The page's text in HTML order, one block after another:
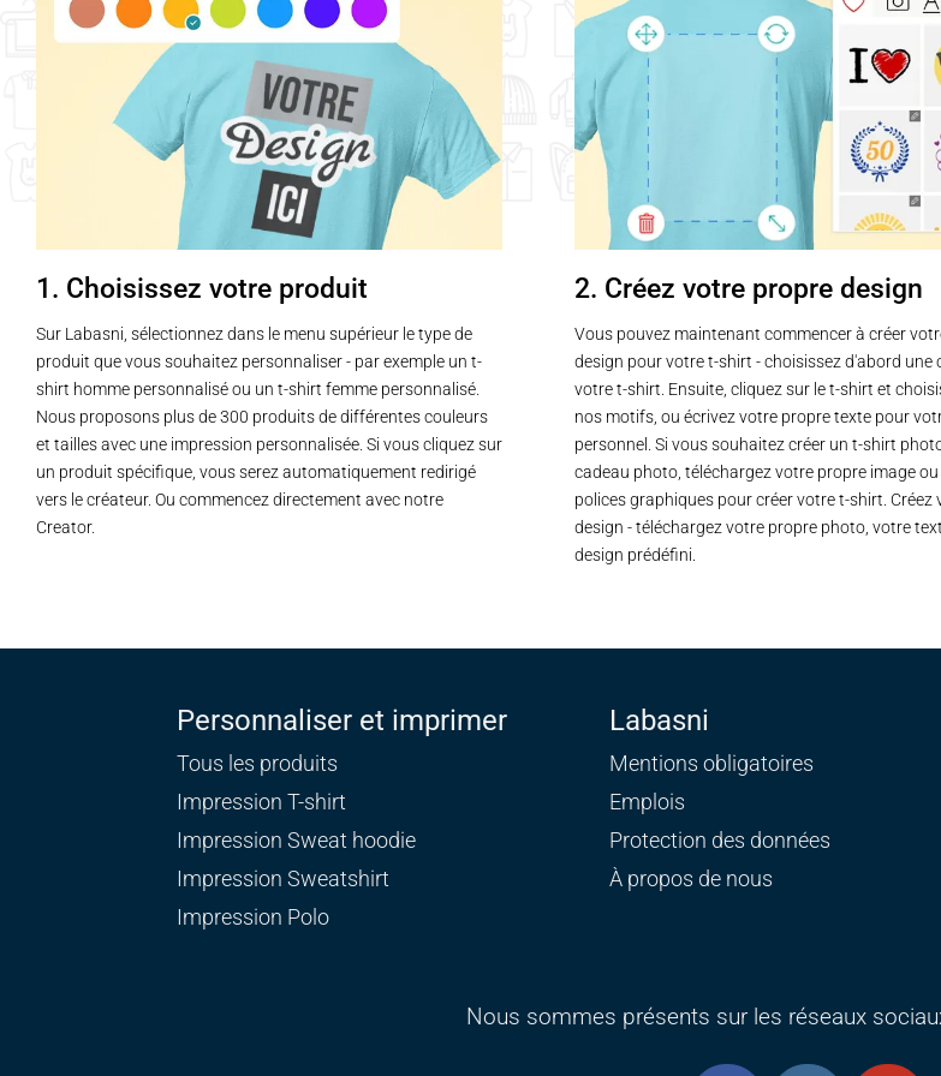
variations.
Les
options
peuvent
être
choisies
du
produit
variations.
Les
options
peuvent
être
choisies
sur
la
du
produit
variations.
produit
1. Choisissez votre produit
Sur Labasni, sélectionnez dans le menu supérieur le type de
produit que vous souhaitez personnaliser - par exemple un t-
shirt homme personnalisé ou un t-shirt femme personnalisé.
Nous proposons plus de 300 produits de différentes couleurs
et tailles avec une impression personnalisée. Si vous cliquez sur
un produit spécifique, vous serez automatiquement redirigé
vers le créateur. Ou commencez directement avec notre
Creator.
2. Créez votre propre design
Vous pouvez maintenant commencer à créer
design pour votre t-shirt - choisissez d'abord une
votre t-shirt. Ensuite, cliquez sur le t-shirt et
nos motifs, ou écrivez votre propre texte pour
personnel. Si vous souhaitez créer un t-shirt
cadeau photo, téléchargez votre propre image
polices graphiques pour créer votre t-shirt. Créez
design - téléchargez votre propre photo, votre
design prédéfini.
Personnaliser et imprimer
Tous les produits
Impression T-shirt
Impression Sweat hoodie
Impression Sweatshirt
Impression Polo
Labasni
Mentions obligatoires
Emplois
Protection des données
À propos de nous
Nous sommes présents sur les réseaux